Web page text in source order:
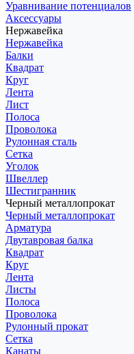
Уравнивание потенциалов
Аксессуары
Нержавейка
Нержавейка
Балки
Квадрат
Круг
Лента
Лист
Полоса
Проволока
Рулонная сталь
Сетка
Уголок
Швеллер
Шестигранник
Черный металлопрокат
Черный металлопрокат
Арматура
Двутавровая балка
Квадрат
Круг
Лента
Листы
Полоса
Проволока
Рулонный прокат
Сетка
Канаты